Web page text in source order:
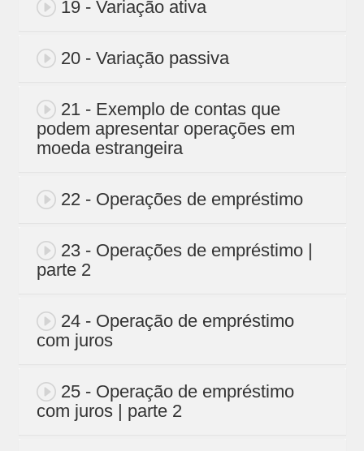
19 - Variação ativa
20 - Variação passiva
21 - Exemplo de contas que
podem apresentar operações em
moeda estrangeira
22 - Operações de empréstimo
23 - Operações de empréstimo |
parte 2
24 - Operação de empréstimo
com juros
25 - Operação de empréstimo
com juros | parte 2